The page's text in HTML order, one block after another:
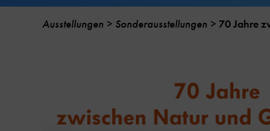
Ausstellungen Sonderausstellungen 70 Jahre